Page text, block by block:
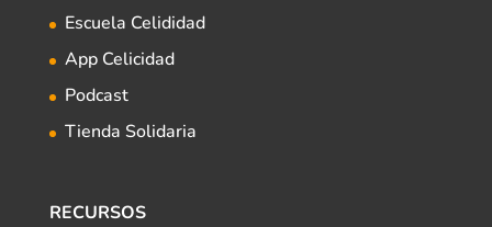
Escuela Celididad
App Celicidad
Podcast
Tienda Solidaria
RECURSOS